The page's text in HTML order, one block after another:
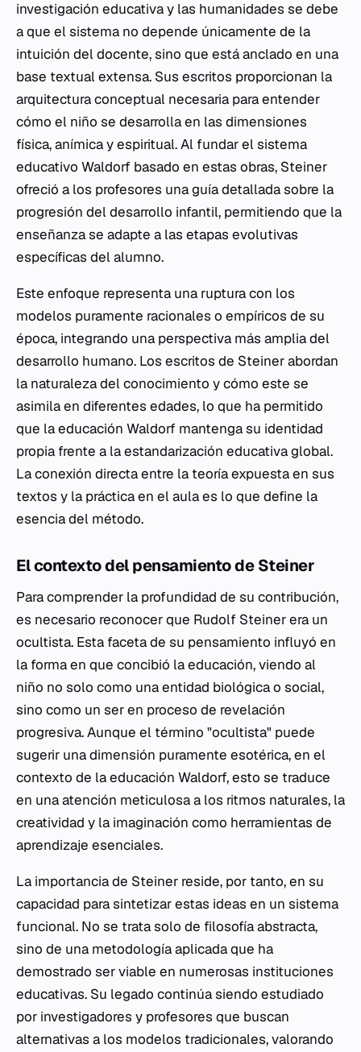
investigación educativa y las humanidades se debe
a que el sistema no depende únicamente de la
intuición del docente, sino que está anclado en una
base textual extensa. Sus escritos proporcionan la
arquitectura conceptual necesaria para entender
cómo el niño se desarrolla en las dimensiones
física, anímica y espiritual. Al fundar el sistema
educativo Waldorf basado en estas obras, Steiner
ofreció a los profesores una guía detallada sobre la
progresión del desarrollo infantil, permitiendo que la
enseñanza se adapte a las etapas evolutivas
específicas del alumno.
Este enfoque representa una ruptura con los
modelos puramente racionales o empíricos de su
época, integrando una perspectiva más amplia del
desarrollo humano. Los escritos de Steiner abordan
la naturaleza del conocimiento y cómo este se
asimila en diferentes edades, lo que ha permitido
que la educación Waldorf mantenga su identidad
propia frente a la estandarización educativa global.
La conexión directa entre la teoría expuesta en sus
textos y la práctica en el aula es lo que define la
esencia del método.
El contexto del pensamiento de Steiner
Para comprender la profundidad de su contribución,
es necesario reconocer que Rudolf Steiner era un
ocultista. Esta faceta de su pensamiento influyó en
la forma en que concibió la educación, viendo al
niño no solo como una entidad biológica o social,
sino como un ser en proceso de revelación
progresiva. Aunque el término "ocultista" puede
sugerir una dimensión puramente esotérica, en el
contexto de la educación Waldorf, esto se traduce
en una atención meticulosa a los ritmos naturales, la
creatividad y la imaginación como herramientas de
aprendizaje esenciales.
La importancia de Steiner reside, por tanto, en su
capacidad para sintetizar estas ideas en un sistema
funcional. No se trata solo de filosofía abstracta,
sino de una metodología aplicada que ha
demostrado ser viable en numerosas instituciones
educativas. Su legado continúa siendo estudiado
por investigadores y profesores que buscan
alternativas a los modelos tradicionales, valorando